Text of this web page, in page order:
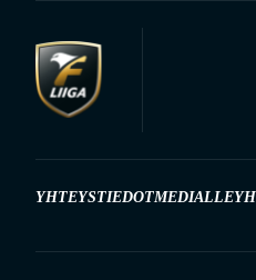
YHTEYSTIEDOTMEDIALLE